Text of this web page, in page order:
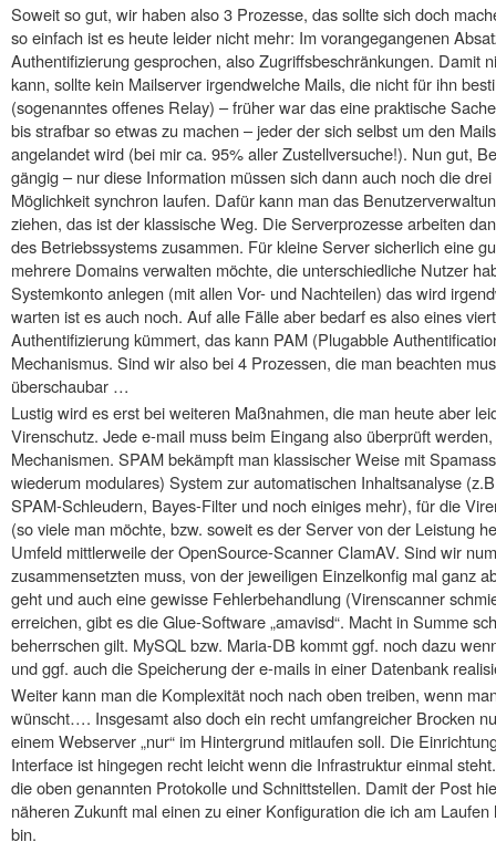
Soweit so gut, wir haben also 3 Prozesse, das sollte sich doch
so einfach ist es heute leider nicht mehr: Im vorangegangenen
Authentifizierung gesprochen, also Zugriffsbeschränkungen. Damit
kann, sollte kein Mailserver irgendwelche Mails, die nicht für ihn
(sogenanntes offenes Relay) – früher war das eine praktische
bis strafbar so etwas zu machen – jeder der sich selbst um den
angelandet wird (bei mir ca. 95% aller Zustellversuche!). Nun gut,
gängig – nur diese Information müssen sich dann auch noch die
Möglichkeit synchron laufen. Dafür kann man das
ziehen, das ist der klassische Weg. Die Serverprozesse arbeiten
des Betriebssystems zusammen. Für kleine Server sicherlich eine
mehrere Domains verwalten möchte, die unterschiedliche Nutzer
Systemkonto anlegen (mit allen Vor- und Nachteilen) das wird
warten ist es auch noch. Auf alle Fälle aber bedarf es also eines
Authentifizierung kümmert, das kann PAM (Plugabble
Mechanismus. Sind wir also bei 4 Prozessen, die man beachten
überschaubar …
Lustig wird es erst bei weiteren Maßnahmen, die man heute aber
Virenschutz. Jede e-mail muss beim Eingang also überprüft
Mechanismen. SPAM bekämpft man klassischer Weise mit
wiederum modulares) System zur automatischen Inhaltsanalyse
SPAM-Schleudern, Bayes-Filter und noch einiges mehr), für die
(so viele man möchte, bzw. soweit es der Server von der Leistung
Umfeld mittlerweile der OpenSource-Scanner ClamAV. Sind wir
zusammensetzten muss, von der jeweiligen Einzelkonfig mal ganz
geht und auch eine gewisse Fehlerbehandlung (Virenscanner
erreichen, gibt es die Glue-Software „amavisd“. Macht in Summe
beherrschen gilt. MySQL bzw. Maria-DB kommt ggf. noch dazu
und ggf. auch die Speicherung der e-mails in einer Datenbank
Weiter kann man die Komplexität noch nach oben treiben, wenn
wünscht…. Insgesamt also doch ein recht umfangreicher Brocken
einem Webserver „nur“ im Hintergrund mitlaufen soll. Die
Interface ist hingegen recht leicht wenn die Infrastruktur einmal
die oben genannten Protokolle und Schnittstellen. Damit der Post
näheren Zukunft mal einen zu einer Konfiguration die ich am
bin.